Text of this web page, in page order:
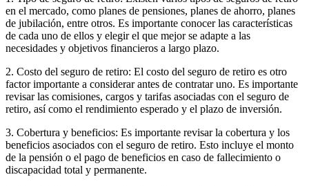
en el mercado, como planes de pensiones, planes de ahorro, planes
de jubilación, entre otros. Es importante conocer las características
de cada uno de ellos y elegir el que mejor se adapte a las
necesidades y objetivos financieros a largo plazo.
2. Costo del seguro de retiro: El costo del seguro de retiro es otro
factor importante a considerar antes de contratar uno. Es importante
revisar las comisiones, cargos y tarifas asociadas con el seguro de
retiro, así como el rendimiento esperado y el plazo de inversión.
3. Cobertura y beneficios: Es importante revisar la cobertura y los
beneficios asociados con el seguro de retiro. Esto incluye el monto
de la pensión o el pago de beneficios en caso de fallecimiento o
discapacidad total y permanente.